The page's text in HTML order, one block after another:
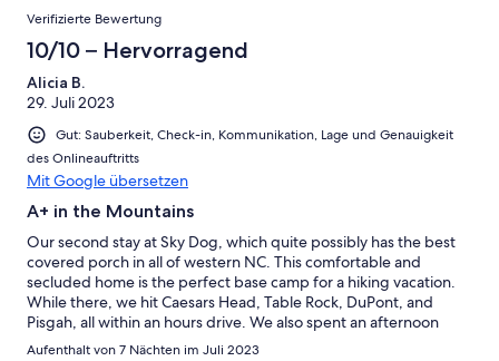
Verifizierte Bewertung
10/10 – Hervorragend
Alicia B.
29. Juli 2023
Gut: Sauberkeit, Check-in, Kommunikation, Lage und Genauigkeit
des Onlineauftritts
Mit Google übersetzen
A+ in the Mountains
Our second stay at Sky Dog, which quite possibly has the best
covered porch in all of western NC. This comfortable and
secluded home is the perfect base camp for a hiking vacation.
While there, we hit Caesars Head, Table Rock, DuPont, and
Pisgah, all within an hours drive. We also spent an afternoon
poking around downtown Brevard and a day visiting family in
Aufenthalt von 7 Nächten im Juli 2023